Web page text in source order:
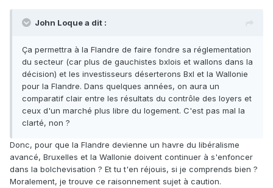
John Loque a dit :
Ça permettra à la Flandre de faire fondre sa réglementation
du secteur (car plus de gauchistes bxlois et wallons dans la
décision) et les investisseurs déserterons Bxl et la Wallonie
pour la Flandre. Dans quelques années, on aura un
comparatif clair entre les résultats du contrôle des loyers et
ceux d'un marché plus libre du logement. C'est pas mal la
clarté, non ?
Donc, pour que la Flandre devienne un havre du libéralisme
avancé, Bruxelles et la Wallonie doivent continuer à s'enfoncer
dans la bolchevisation ? Et tu t'en réjouis, si je comprends bien ?
Moralement, je trouve ce raisonnement sujet à caution.